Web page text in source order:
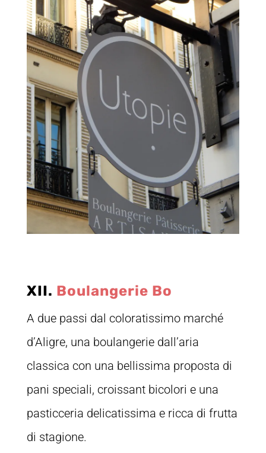
XII. Boulangerie Bo
A due passi dal coloratissimo marché
d’Aligre, una boulangerie dall’aria
classica con una bellissima proposta di
pani speciali, croissant bicolori e una
pasticceria delicatissima e ricca di frutta
di stagione.